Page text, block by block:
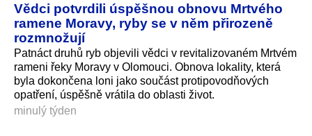
Vědci potvrdili úspěšnou obnovu Mrtvého
ramene Moravy, ryby se v něm přirozeně
rozmnožují
Patnáct druhů ryb objevili vědci v revitalizovaném Mrtvém
rameni řeky Moravy v Olomouci. Obnova lokality, která
byla dokončena loni jako součást protipovodňových
opatření, úspěšně vrátila do oblasti život.
minulý týden